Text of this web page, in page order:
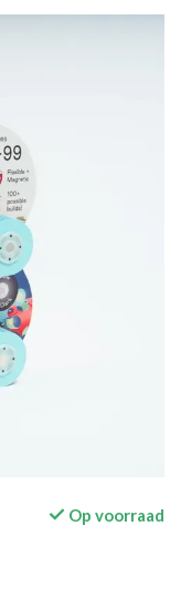
Op voorraad